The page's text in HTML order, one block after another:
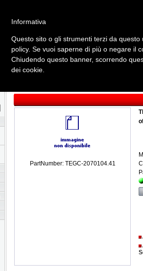
Dati Cliente Servizi Company
Fotografia Telefonia Audio Video Energia
PartNumber: TEGC-2070104.41
Informativa
Questo sito o gli strumenti terzi da
policy. Se vuoi saperne di più o negare il
Chiudendo questo banner, scorrendo
dei cookie.